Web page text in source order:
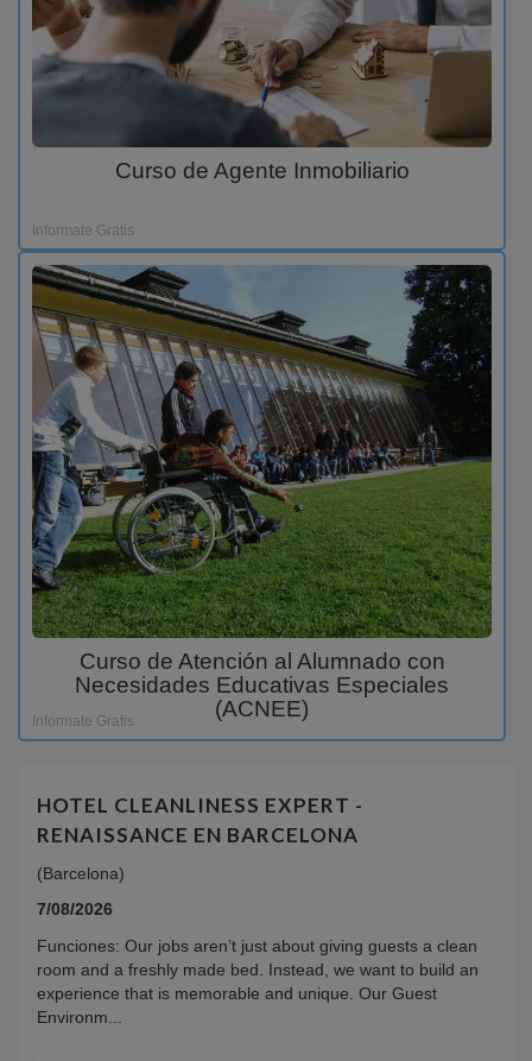
Curso de Agente Inmobiliario
Informate Gratis
Curso de Atención al Alumnado con
Necesidades Educativas Especiales
(ACNEE)
Informate Gratis
HOTEL CLEANLINESS EXPERT -
RENAISSANCE EN BARCELONA
(Barcelona)
7/08/2026
Funciones: Our jobs aren’t just about giving guests a clean
room and a freshly made bed. Instead, we want to build an
experience that is memorable and unique. Our Guest
Environm...